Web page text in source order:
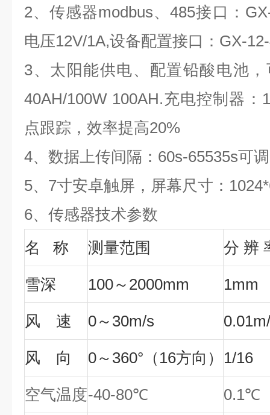
2、传感器modbus、485接口：
电压12V/1A,设备配置接口： GX-
3、太阳能供电、配置铅酸电池
40AH/100W 100AH.充电控制器：
点跟踪，效率提高20%
4、数据上传间隔： 60s-65535s可调
5、 7寸安卓触屏，屏幕尺寸：
6、传感器技术参数
名 称
测量范围 分 辨
雪深 100～2000mm 1mm
风 速 0～30m/s
风 向 0～360°（16方向） 1/16
空气温度-40-80℃ 0.1℃